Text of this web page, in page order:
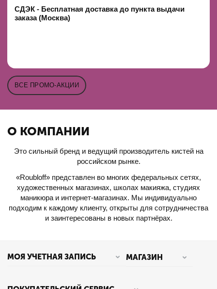
СДЭК - Бесплатная доставка до пункта выдачи
заказа (Москва)
ВСЕ ПРОМО-АКЦИИ
О КОМПАНИИ
Это сильный бренд и ведущий производитель кистей на
российском рынке.
«Roubloff» представлен во многих федеральных сетях,
художественных магазинах, школах макияжа, студиях
маникюра и интернет-магазинах. Мы индивидуально
подходим к каждому клиенту, открыты для сотрудничества
и заинтересованы в новых партнёрах.
МОЯ УЧЕТНАЯ ЗАПИСЬ МАГАЗИН